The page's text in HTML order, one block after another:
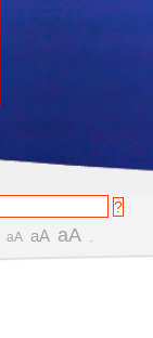
aA aA aA